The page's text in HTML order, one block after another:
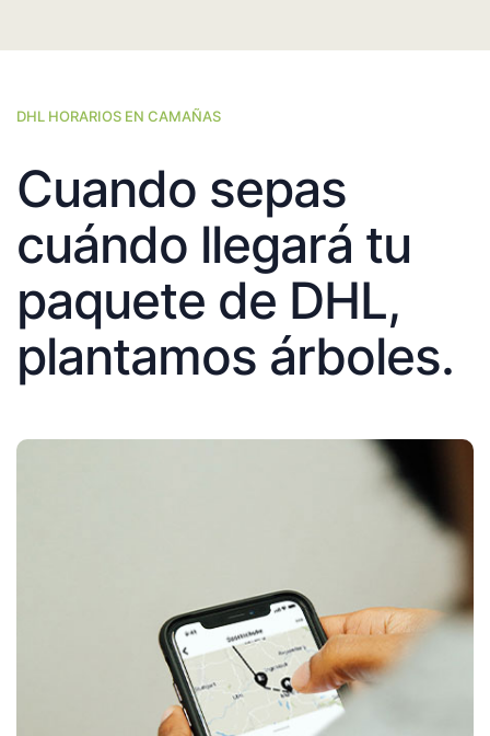
DHL HORARIOS EN CAMAÑAS
Cuando sepas
cuándo llegará tu
paquete de DHL,
plantamos árboles.